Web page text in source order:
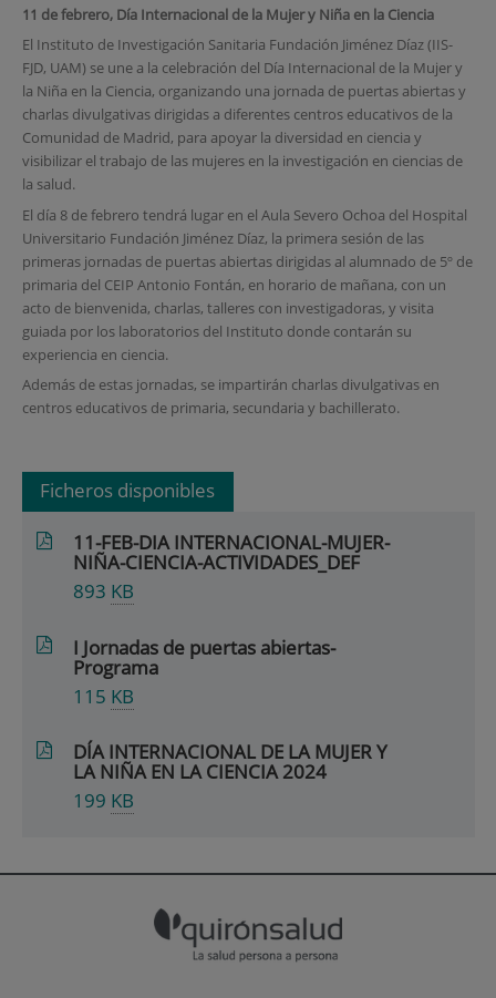
11 de febrero, Día Internacional de la Mujer y Niña en la Ciencia
El Instituto de Investigación Sanitaria Fundación Jiménez Díaz (IIS-
FJD, UAM) se une a la celebración del Día Internacional de la Mujer y
la Niña en la Ciencia, organizando una jornada de puertas abiertas y
charlas divulgativas dirigidas a diferentes centros educativos de la
Comunidad de Madrid, para apoyar la diversidad en ciencia y
visibilizar el trabajo de las mujeres en la investigación en ciencias de
la salud.
El día 8 de febrero tendrá lugar en el Aula Severo Ochoa del Hospital
Universitario Fundación Jiménez Díaz, la primera sesión de las
primeras jornadas de puertas abiertas dirigidas al alumnado de 5º de
primaria del CEIP Antonio Fontán, en horario de mañana, con un
acto de bienvenida, charlas, talleres con investigadoras, y visita
guiada por los laboratorios del Instituto donde contarán su
experiencia en ciencia.
Además de estas jornadas, se impartirán charlas divulgativas en
centros educativos de primaria, secundaria y bachillerato.
Ficheros disponibles
11-FEB-DIA INTERNACIONAL-MUJER-
NIÑA-CIENCIA-ACTIVIDADES_DEF
893 KB
I Jornadas de puertas abiertas-
Programa
115 KB
DÍA INTERNACIONAL DE LA MUJER Y
LA NIÑA EN LA CIENCIA 2024
199 KB